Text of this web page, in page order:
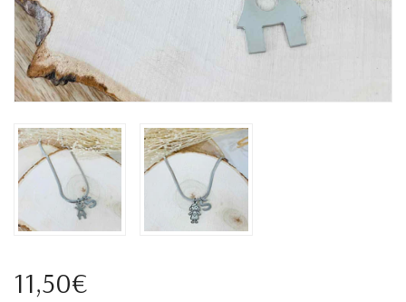
11,50€